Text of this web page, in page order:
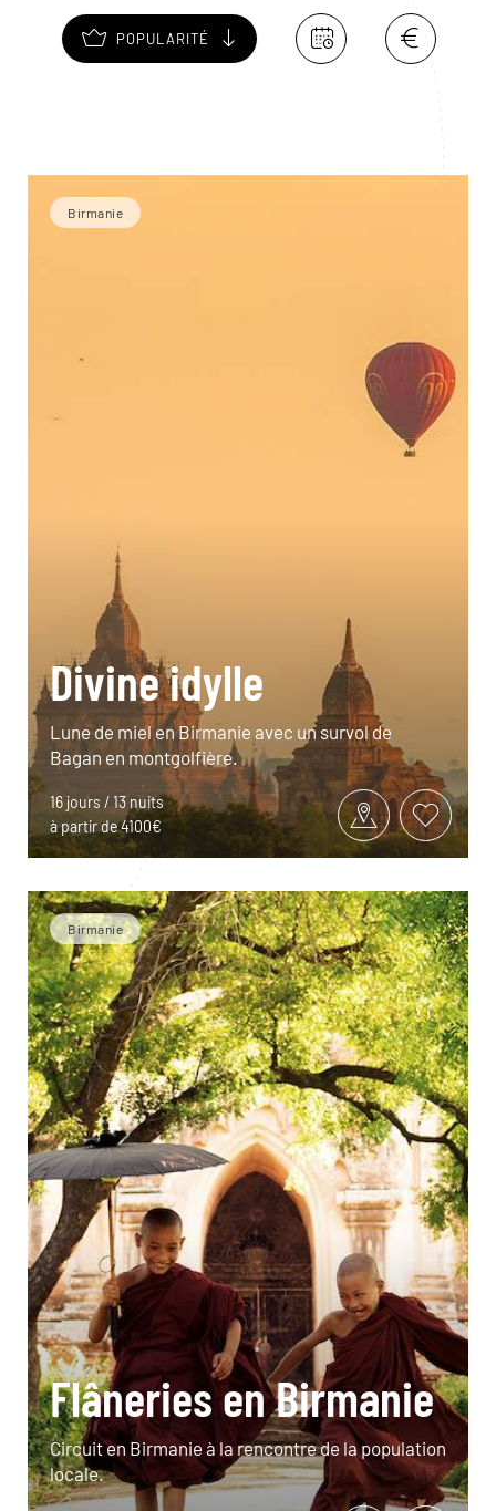
POPULARITÉ
Birmanie
Divine idylle
Lune de miel en Birmanie avec un survol de
Bagan en montgolfière.
16 jours / 13 nuits
à partir de 4100€
Birmanie
Flâneries en Birmanie
Circuit en Birmanie à la rencontre de la population
locale.